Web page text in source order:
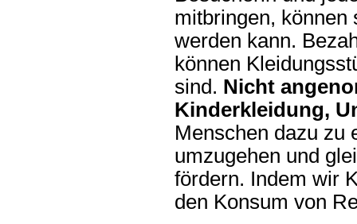
mitbringen, können
werden kann.
können
sind. Nicht
Kinderkleidung,
Menschen dazu zu
umzugehen und
fördern. Indem wir
den Konsum von